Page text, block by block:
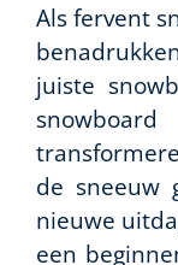
Als fervent
juiste
de sneeuw
nieuwe
een